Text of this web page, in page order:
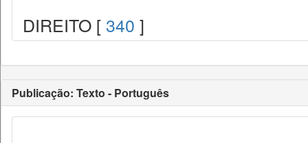
DIREITO [ 340 ]
Publicação: Texto - Português